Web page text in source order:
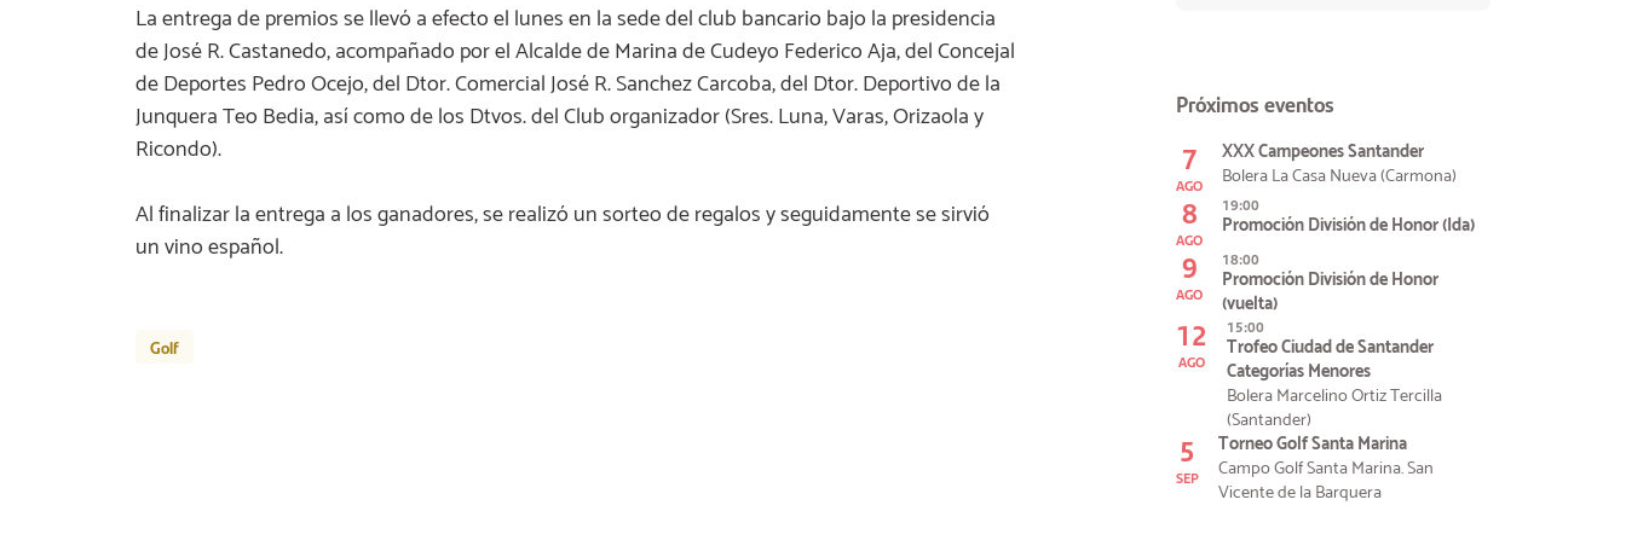
La entrega de premios se llevó a efecto el lunes en la sede del club bancario bajo la presidencia
de José R. Castanedo, acompañado por el Alcalde de Marina de Cudeyo Federico Aja, del Concejal
de Deportes Pedro Ocejo, del Dtor. Comercial José R. Sanchez Carcoba, del Dtor. Deportivo de la
Junquera Teo Bedia, así como de los Dtvos. del Club organizador (Sres. Luna, Varas, Orizaola y
Ricondo).
Al finalizar la entrega a los ganadores, se realizó un sorteo de regalos y seguidamente se sirvió
un vino español.
Golf
Próximos eventos
7
AGO
XXX Campeones Santander
Bolera La Casa Nueva (Carmona)
8
AGO
19:00
Promoción División de Honor (Ida)
9
AGO
18:00
Promoción División de Honor
(vuelta)
12
AGO
15:00
Trofeo Ciudad de Santander
Categorías Menores
Bolera Marcelino Ortiz Tercilla
(Santander)
5
SEP
Torneo Golf Santa Marina
Campo Golf Santa Marina. San
Vicente de la Barquera